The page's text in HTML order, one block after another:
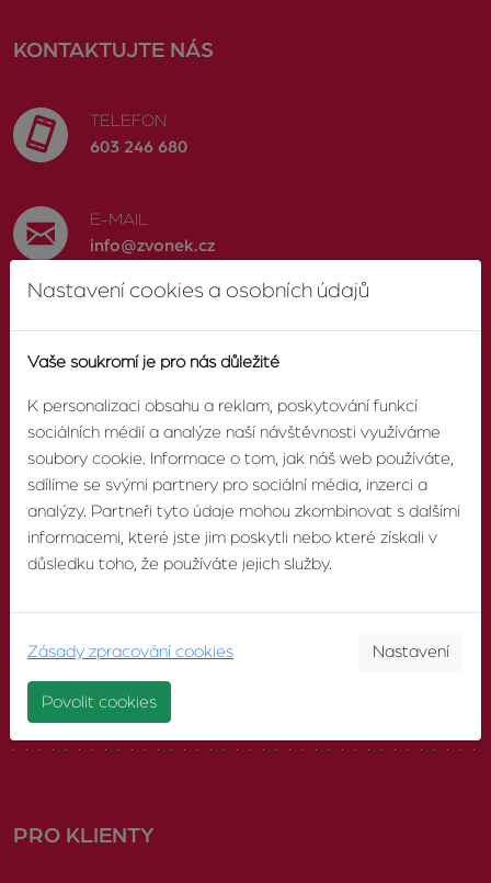
KONTAKTUJTE NÁS
TELEFON
603 246 680
E-MAIL
info@zvonek.cz
O AGENTUŘE
O nás
Náš tým
Volná pracovní místa
PRO KLIENTY
Nastavení cookies a osobních údajů
Vaše soukromí je pro nás důležité
K personalizaci obsahu a reklam, poskytování funkcí
sociálních médií a analýze naší návštěvnosti využíváme
soubory cookie. Informace o tom, jak náš web používáte,
sdílíme se svými partnery pro sociální média, inzerci a
analýzy. Partneři tyto údaje mohou zkombinovat s dalšími
informacemi, které jste jim poskytli nebo které získali v
důsledku toho, že používáte jejich služby.
Zásady zpracování cookies Nastavení
Povolit cookies